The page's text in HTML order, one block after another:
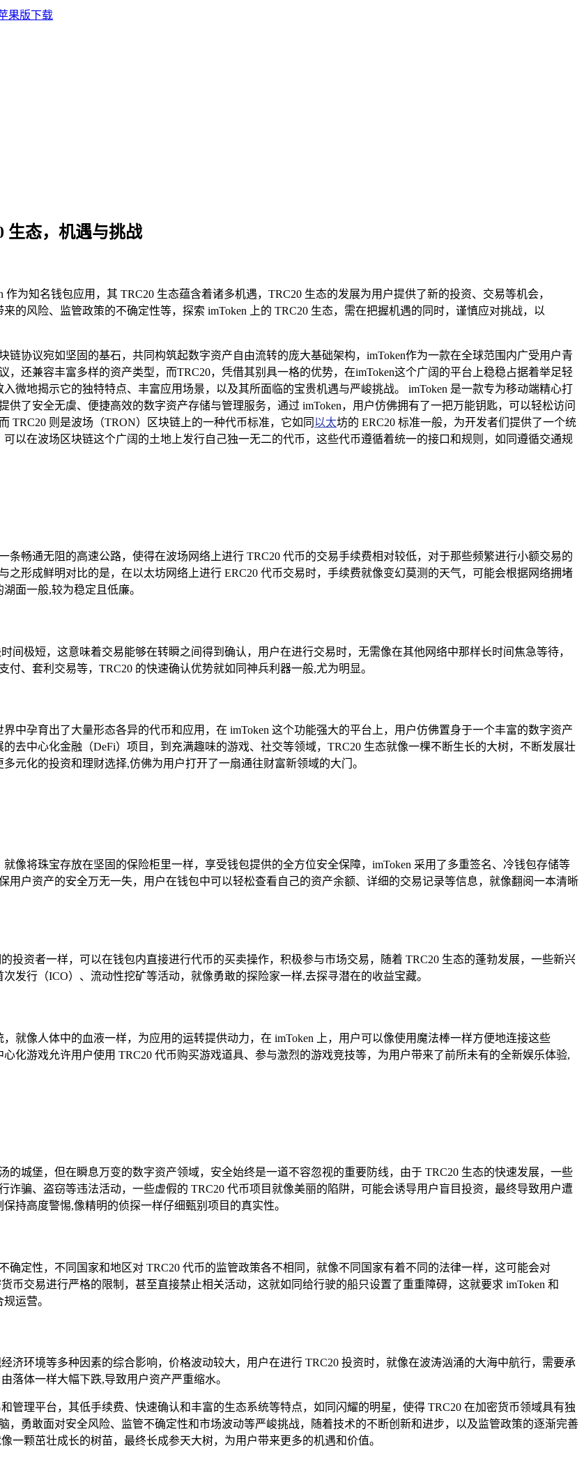
生态，机遇与挑战
作为知名钱包应用，其 TRC20 生态蕴含着诸多机遇，TRC20 生态的发展为用户提供了新的投资、交易等机会，
的风险、监管政策的不确定性等，探索 imToken 上的 TRC20 生态，需在把握机遇的同时，谨慎应对挑战，以
协议宛如坚固的基石，共同构筑起数字资产自由流转的庞大基础架构，imToken作为一款在全球范围内广受用户青
还兼容丰富多样的资产类型，而TRC20，凭借其别具一格的优势，在imToken这个广阔的平台上稳稳占据着举足轻
微地揭示它的独特特点、丰富应用场景，以及其所面临的宝贵机遇与严峻挑战。 imToken 是一款专为移动端精心打
供了安全无虞、便捷高效的数字资产存储与管理服务，通过 imToken，用户仿佛拥有了一把万能钥匙，可以轻松访问
TRC20 则是波场（TRON）区块链上的一种代币标准，它如同 以太坊的 ERC20 标准一般，为开发者们提供了一个统
以在波场区块链这个广阔的土地上发行自己独一无二的代币，这些代币遵循着统一的接口和规则，如同遵循交通规
畅通无阻的高速公路，使得在波场网络上进行 TRC20 代币的交易手续费相对较低，对于那些频繁进行小额交易的
形成鲜明对比的是，在以太坊网络上进行 ERC20 代币交易时，手续费就像变幻莫测的天气，可能会根据网络拥堵
面一般,较为稳定且低廉。
间极短，这意味着交易能够在转瞬之间得到确认，用户在进行交易时，无需像在其他网络中那样长时间焦急等待，
、套利交易等，TRC20 的快速确认优势就如同神兵利器一般,尤为明显。
中孕育出了大量形态各异的代币和应用，在 imToken 这个功能强大的平台上，用户仿佛置身于一个丰富的数字资产
去中心化金融（DeFi）项目，到充满趣味的游戏、社交等领域，TRC20 生态就像一棵不断生长的大树，不断发展壮
元化的投资和理财选择,仿佛为用户打开了一扇通往财富新领域的大门。
像将珠宝存放在坚固的保险柜里一样，享受钱包提供的全方位安全保障，imToken 采用了多重签名、冷钱包存储等
户资产的安全万无一失，用户在钱包中可以轻松查看自己的资产余额、详细的交易记录等信息，就像翻阅一本清晰
投资者一样，可以在钱包内直接进行代币的买卖操作，积极参与市场交易，随着 TRC20 生态的蓬勃发展，一些新兴
发行（ICO）、流动性挖矿等活动，就像勇敢的探险家一样,去探寻潜在的收益宝藏。
就像人体中的血液一样，为应用的运转提供动力，在 imToken 上，用户可以像使用魔法棒一样方便地连接这些
化游戏允许用户使用 TRC20 代币购买游戏道具、参与激烈的游戏竞技等，为用户带来了前所未有的全新娱乐体验,
的城堡，但在瞬息万变的数字资产领域，安全始终是一道不容忽视的重要防线，由于 TRC20 生态的快速发展，一些
骗、盗窃等违法活动，一些虚假的 TRC20 代币项目就像美丽的陷阱，可能会诱导用户盲目投资，最终导致用户遭
持高度警惕,像精明的侦探一样仔细甄别项目的真实性。
定性，不同国家和地区对 TRC20 代币的监管政策各不相同，就像不同国家有着不同的法律一样，这可能会对
币交易进行严格的限制，甚至直接禁止相关活动，这就如同给行驶的船只设置了重重障碍，这就要求 imToken 和
运营。
济环境等多种因素的综合影响，价格波动较大，用户在进行 TRC20 投资时，就像在波涛汹涌的大海中航行，需要承
落体一样大幅下跌,导致用户资产严重缩水。
管理平台，其低手续费、快速确认和丰富的生态系统等特点，如同闪耀的明星，使得 TRC20 在加密货币领域具有独
勇敢面对安全风险、监管不确定性和市场波动等严峻挑战，随着技术的不断创新和进步，以及监管政策的逐渐完善
一颗茁壮成长的树苗，最终长成参天大树，为用户带来更多的机遇和价值。